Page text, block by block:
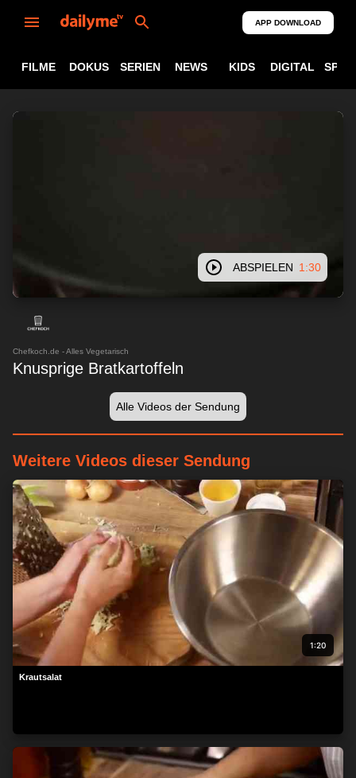
Wir respektieren Ihre Privatsphäre
Wir und unsere 1538 Partner speichern und/oder greifen auf
Informationen wie Cookies auf einem Gerät zu und verarbeiten
personenbezogene Daten wie eindeutige Kennungen und
Standardinformationen, die von einem Gerät für personalisierte
Werbung und Inhalte, Werbung und Inhaltsmessung,
Zielgruppenforschung und Serviceentwicklung gesendet
werden. Mit Ihrer Erlaubnis dürfen wir und unsere 1538 Partner
über Gerätescans genaue Standortdaten und Kenndaten
abfragen. Sie können auf die entsprechende Schaltfläche
klicken, um der o. a. Datenverarbeitung durch uns und unsere
Partner zuzustimmen. Alternativ können Sie auf detailliertere
personenbezogenen Daten ohne Ihre Einwilligung stattfinden
kann, obwohl Sie das Recht haben, einer solchen Verarbeitung
zu widersprechen. Ihre Einstellungen gelten lediglich für diese
APP DOWNLOAD
FILME DOKUS SERIEN NEWS KIDS DIGITAL
ABSPIELEN 1:30
Chefkoch.de - Alles Vegetarisch
Knusprige Bratkartoffeln
Alle Videos der Sendung
Weitere Videos dieser Sendung
1:20
Krautsalat